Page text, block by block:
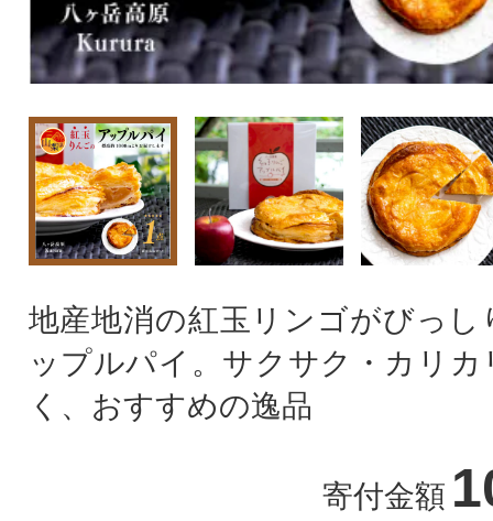
地産地消の紅玉リンゴがびっし
ップルパイ。サクサク・カリ
く、おすすめの逸品
寄付金額